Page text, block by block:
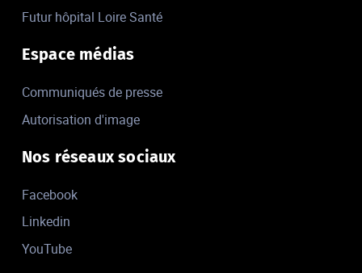
Futur hôpital Loire Santé
Espace médias
Communiqués de presse
Autorisation d'image
Nos réseaux sociaux
Facebook
Linkedin
YouTube